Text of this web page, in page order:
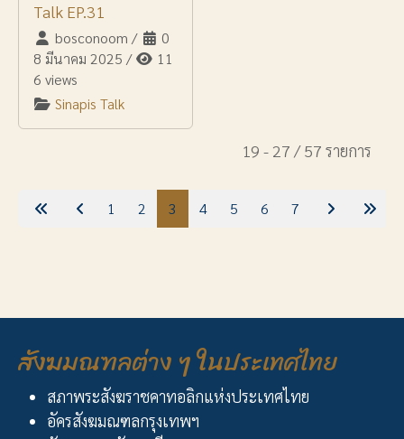
Talk EP.31
bosconoom /
0
8 มีนาคม 2025 /
11
6 views
Sinapis Talk
19 - 27 / 57 รายการ
1 2 3 4 5 6 7
สังฆมณฑลต่าง ๆ ในประเทศไทย
สภาพระสังฆราชคาทอลิกแห่งประเทศไทย
อัครสังฆมณฑลกรุงเทพฯ